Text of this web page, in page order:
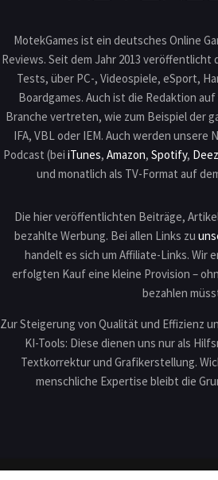
MotekGames ist ein deutsches Online
Reviews. Seit dem Jahr 2013 veröffentlicht
Tests, über PC-, Videospiele, eSport,
Boardgames. Auch ist die Redaktion
Branche vertreten, wie zum Beispiel der
IFA, VBL oder IEM. Auch werden unsere
Podcast (bei iTunes, Amazon, Spotify,
und monatlich als TV-Format auf
Die hier veröffentlichten Beiträge,
bezahlte Werbung. Bei allen Links zu
handelt es sich um Affiliate-Links. Wir
erfolgten Kauf eine kleine Provision –
bezahlen
Zur Steigerung von Qualität und Effizienz
KI-Tools: Diese dienen uns nur als
Textkorrektur und Grafikerstellung.
menschliche Expertise bleibt die